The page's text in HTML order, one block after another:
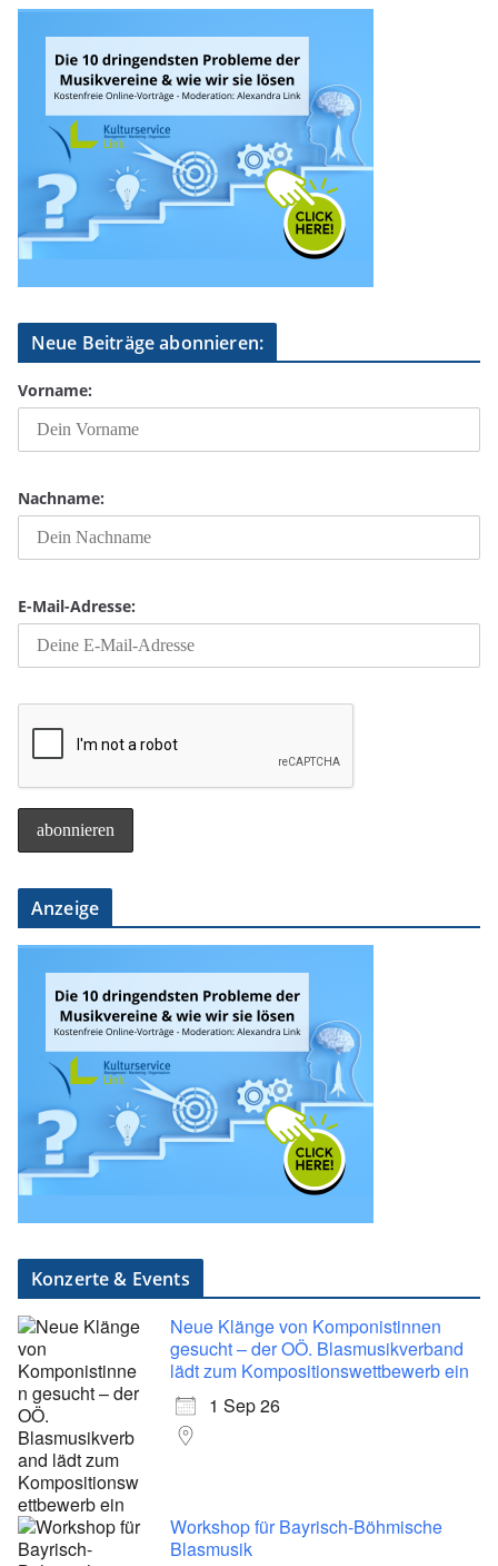
Neue Beiträge abonnieren:
Vorname:
Nachname:
E-Mail-Adresse:
Anzeige
Konzerte & Events
Neue Klänge von Komponistinnen
gesucht – der OÖ. Blasmusikverband
lädt zum Kompositionswettbewerb ein
1 Sep 26
Workshop für Bayrisch-Böhmische
Blasmusik